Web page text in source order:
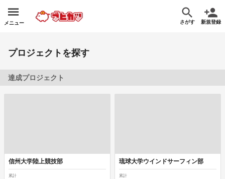
メニュー さがす 新規登録
プロジェクトを探す
達成プロジェクト
信州大学陸上競技部
累計
琉球大学ウインドサーフィン部
累計